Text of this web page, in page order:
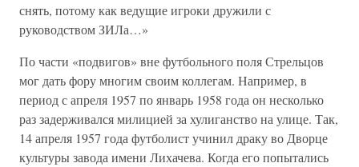
снять, потому как ведущие игроки дружили с
руководством ЗИЛа…»
По части «подвигов» вне футбольного поля Стрельцов
мог дать фору многим своим коллегам. Например, в
период с апреля 1957 по январь 1958 года он несколько
раз задерживался милицией за хулиганство на улице. Так,
14 апреля 1957 года футболист учинил драку во Дворце
культуры завода имени Лихачева. Когда его попытались